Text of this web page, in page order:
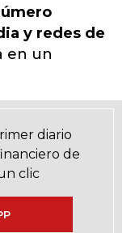
y redes de
en un
diario
de
clic